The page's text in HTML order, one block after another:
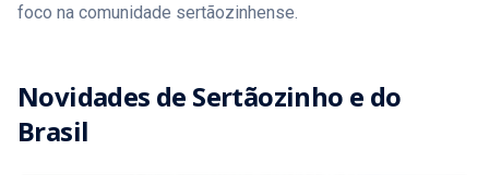
foco na comunidade sertãozinhense.
Novidades de Sertãozinho e do
Brasil